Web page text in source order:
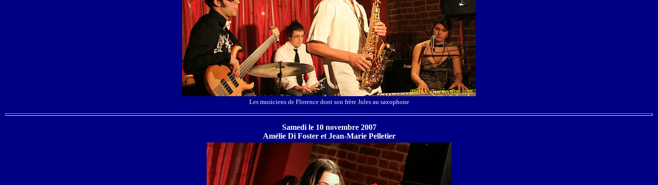
Les musiciens de Florence dont son frère Jules au saxophone
Samedi le 10 novembre 2007
Amélie Di Foster et Jean-Marie Pelletier